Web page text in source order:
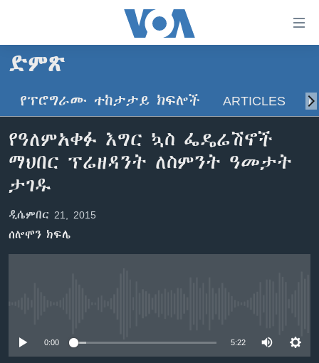
ማገናኛዎች
ዋናው
ይዘት
ወደ
ዋናው
ይዘት
እለፍ
ወደ
ዋናው
ዜና
ኢትዮጵያ
አሜሪካ
ኑሮ በጤንነት
ከምሽቱ ሦስት ሰዓት የአማርኛ ዜና
ቪዲዮ
ክምችት
ድምጽ
የፕሮግራሙ ተከታታይ ክፍሎች ARTICLES
የዓለምአቀፉ እግር ኳስ ፌዴሬሽኖች
ማህበር ፕሬዘዳንት ለስምንት ዓመታት
ታገዱ
ዲሴምበር 21, 2015
ሰሎሞን ክፍሌ
0:00 5:22